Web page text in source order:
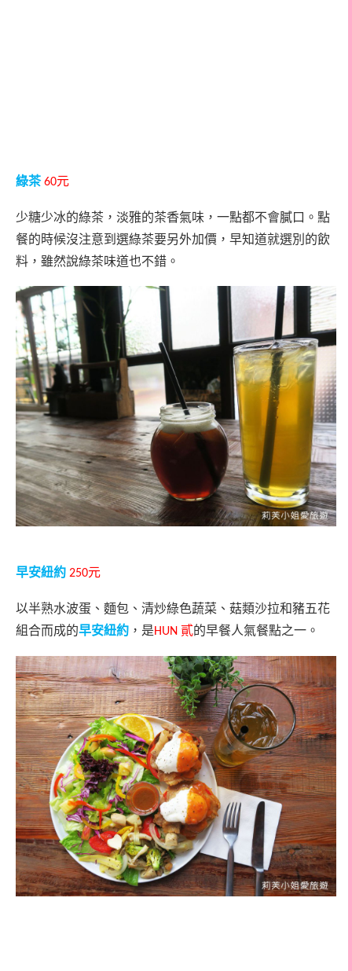
綠茶 60元
少糖少冰的綠茶，淡雅的茶香氣味，一點都不會膩口。點
餐的時候沒注意到選綠茶要另外加價，早知道就選別的飲
料，雖然說綠茶味道也不錯。
早安紐約 250元
以半熟水波蛋、麵包、清炒綠色蔬菜、菇類沙拉和豬五花
組合而成的早安紐約 ，是HUN 貳的早餐人氣餐點之一。